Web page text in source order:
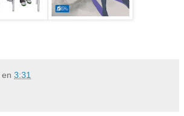
en 3:31